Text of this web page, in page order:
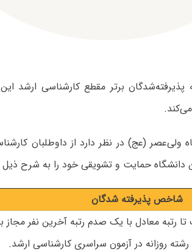
ولی‌عصر (عج) در نظر دارد از داوطلبان
دانشگاه حمایت و تشویقی خود را به شرح ذیل
شاخص پذیرفته شدگان
تا رتبه معادل با یک صدم رتبه آخرین نفر مجاز
روزانه در آزمون سراسری کارشناسی ارشد.